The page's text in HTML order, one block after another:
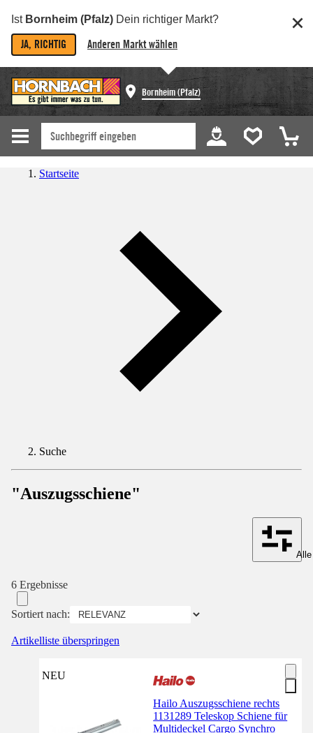
Ist Bornheim (Pfalz) Dein richtiger Markt?
JA, RICHTIG Anderen Markt wählen
Bornheim (Pfalz)
Startseite
Suche
"Auszugsschiene"
6 Ergebnisse
Sortiert nach:
Artikelliste überspringen
NEU
Hailo Auszugsschiene rechts
1131289 Teleskop Schiene für
Multideckel Cargo Synchro